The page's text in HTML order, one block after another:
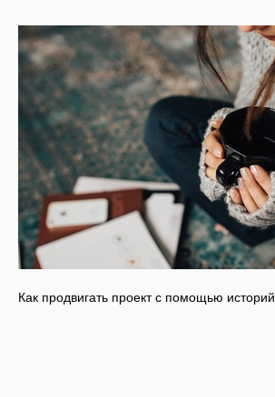
Как продвигать проект с помощью историй